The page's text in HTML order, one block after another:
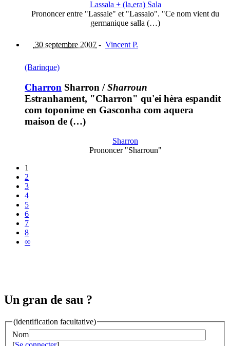
Lassala + (la,era) Sala
Prononcer entre "Lassale" et "Lassalo". "Ce nom vient du
germanique salla (…)
30 septembre 2007 - Vincent P.
(Barinque)
Charron Sharron /Sharroun
Estranhament, "Charron" qu'ei hèra espandit
com toponime en Gasconha com aquera
maison de (…)
Sharron
Prononcer "Sharroun"
1
2
3
4
5
6
7
8
∞
Un gran de sau ?
(identification facultative)
Nom